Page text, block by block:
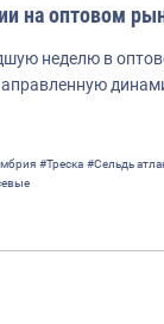
на оптовом
неделю в
#Треска #Сельдь